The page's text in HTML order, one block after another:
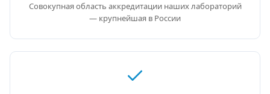
Совокупная область аккредитации наших лабораторий
— крупнейшая в России